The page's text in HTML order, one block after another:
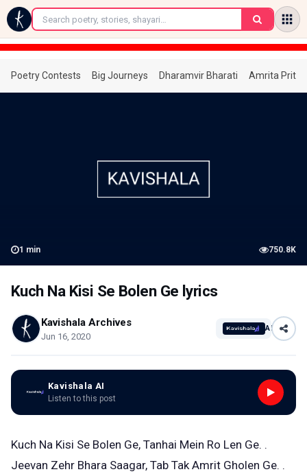
←
Poetry Contests Big Journeys Dharamvir Bharati Amrita
1 min 750.8K
Kuch Na Kisi Se Bolen Ge lyrics
Kavishala Archives
Jun 16, 2020
AI
Kavishala AI
Listen to this post
Kuch Na Kisi Se Bolen Ge, Tanhai Mein Ro Len Ge. .
Jeevan Zehr Bhara Saagar, Tab Tak Amrit Gholen Ge. .